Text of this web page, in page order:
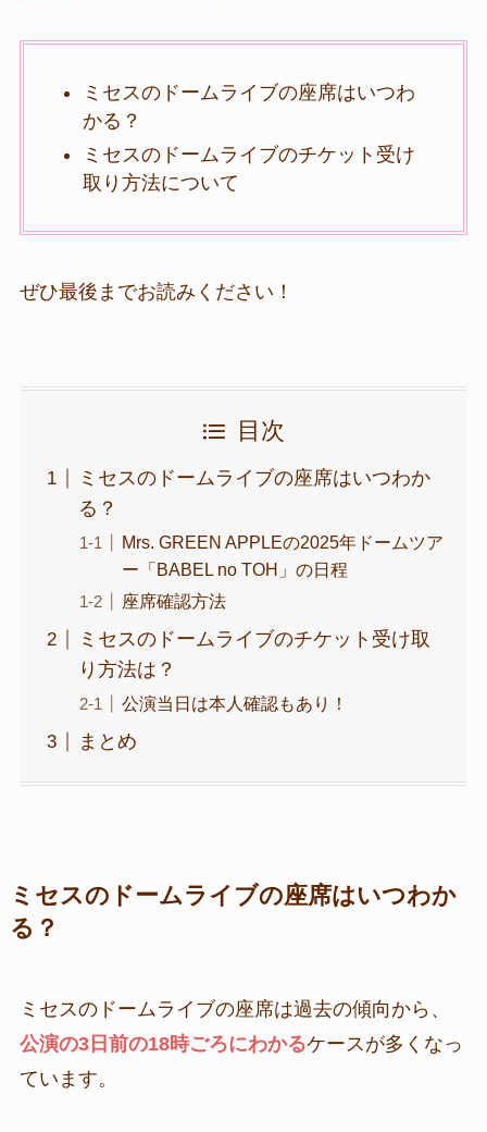
ミセスのドームライブの座席はいつわ
かる？
ミセスのドームライブのチケット受け
取り方法について
ぜひ最後までお読みください！
目次
ミセスのドームライブの座席はいつわか
る？
Mrs. GREEN APPLEの2025年ドームツア
ー「BABEL no TOH」の日程
座席確認方法
ミセスのドームライブのチケット受け取
り方法は？
公演当日は本人確認もあり！
まとめ
ミセスのドームライブの座席はいつわか
る？
ミセスのドームライブの座席は過去の傾向から、
公演の3日前の18時ごろにわかるケースが多くなっ
ています。